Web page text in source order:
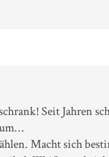
Seit Jahren
Macht sich